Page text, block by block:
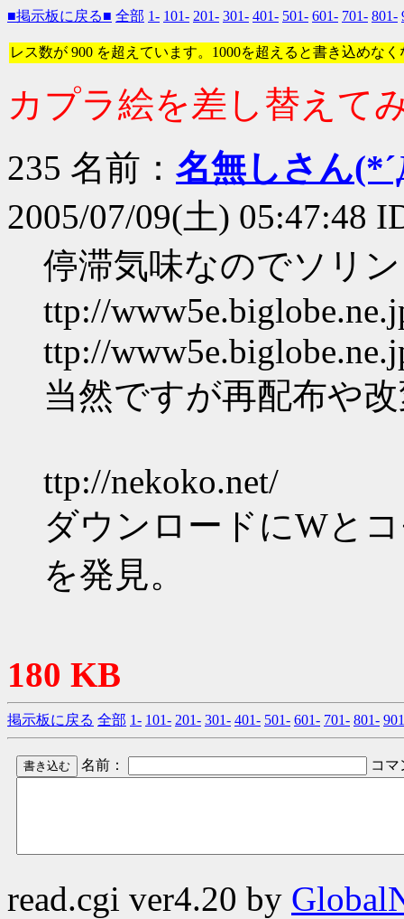
■掲示板に戻る■ 全部 1- 101- 201- 301- 401- 501- 601- 701- 801-
レス数が 900 を超えています。1000を超えると書き込めな
カプラ絵を差し替えて
235 名前： 名無しさん
2005/07/09(土) 05:47:48
停滞気味なのでソリ
ttp://
ttp://
当然ですが再配布や
ttp://nekoko.net/
ダウンロードにWと
を発見。
180 KB
掲示板に戻る 全部 1- 101- 201- 301- 401- 501- 601- 701- 801-
名前： コ
read.cgi ver4.20 by